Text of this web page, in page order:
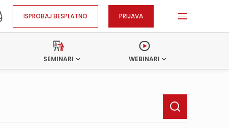
ISPROBAJ BESPLATNO PRIJAVA
SEMINARI WEBINARI